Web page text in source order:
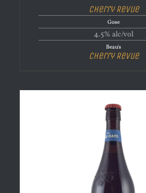
Cherry Revue
Gose
4.5% alc/vol
Beau's
Cherry Revue